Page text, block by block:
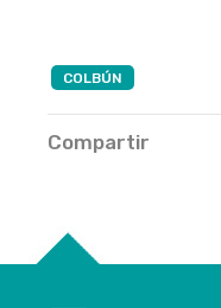
COLBÚN
Compartir